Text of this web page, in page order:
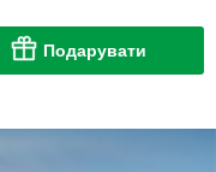
Подарувати